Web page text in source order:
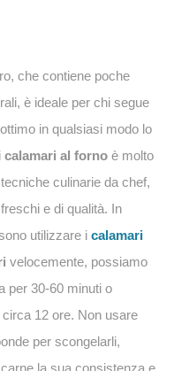
che contiene poche
è ideale per chi segue
in qualsiasi modo lo
calamari al forno è molto
culinarie da chef,
e di qualità. In
utilizzare i calamari
velocemente, possiamo
per 30-60 minuti o
12 ore. Non usare
per scongelarli,